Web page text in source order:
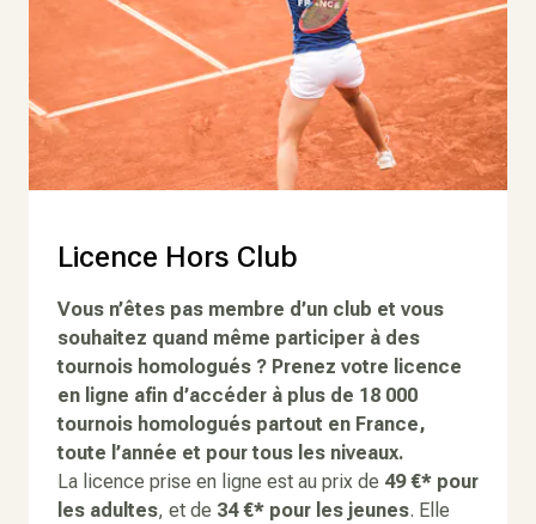
Licence Hors Club
Vous n’êtes pas membre d’un club et vous
souhaitez quand même participer à des
tournois homologués ? Prenez votre licence
en ligne afin d’accéder à plus de 18 000
tournois homologués partout en France,
toute l’année et pour tous les niveaux.
La licence prise en ligne est au prix de 49 €* pour
les adultes, et de 34 €* pour les jeunes. Elle